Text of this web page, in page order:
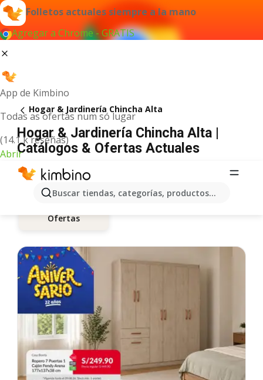
Folletos actuales siempre a la mano
Agregar a Chrome - GRATIS
App de Kimbino
Todas as ofertas num só lugar
(14.1 k reseñas)
Abrir
Buscar tiendas, categorías, productos...
Hogar & Jardinería Chincha Alta
Hogar & Jardinería Chincha Alta |
Catálogos & Ofertas Actuales
Ofertas